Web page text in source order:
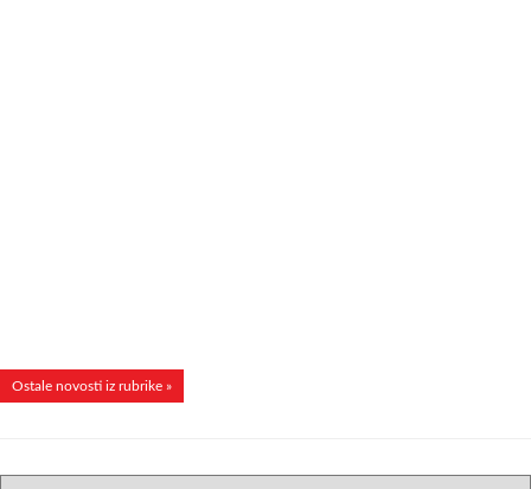
Ostale novosti iz rubrike »